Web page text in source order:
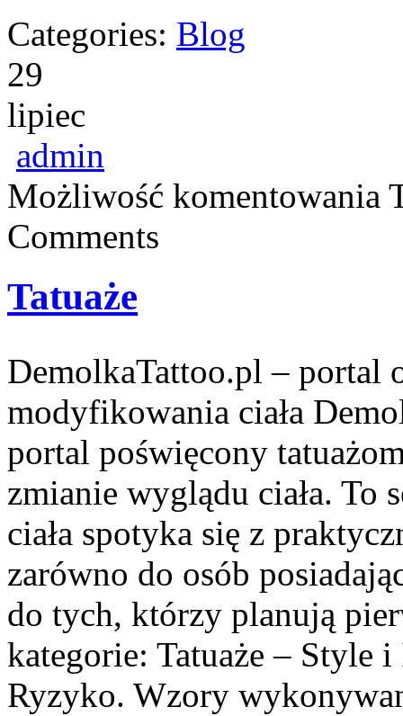
Categories: Blog
29
lipiec
admin
Możliwość komentowania
Comments
Tatuaże
DemolkaTattoo.pl – portal
modyfikowania ciała
portal poświęcony
zmianie wyglądu ciała. To
ciała spotyka się z
zarówno do osób
do tych, którzy planują
kategorie: Tatuaże – Style
Ryzyko. Wzory